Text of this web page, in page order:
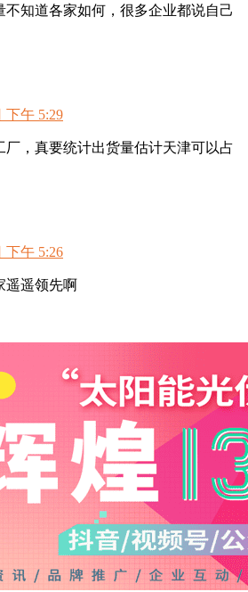
不知道各家如何，很多企业都说自己
下午 5:29
厂，真要统计出货量估计天津可以占
下午 5:26
遥遥领先啊